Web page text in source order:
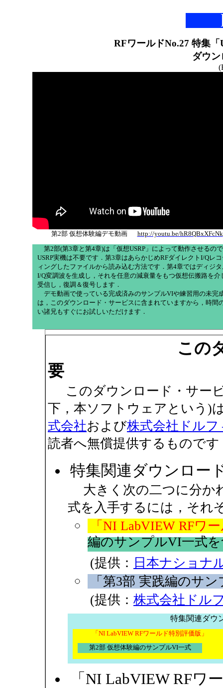
RFワールドNo.27 特集
ダウ
第2部 仮想体験編デモ動画
http://youtu.be/hR8QBxXFcNk
第2部(第3章と第4章)は「仮想USRP」によって動作させるので
USRP実機は不要です．第3章はあらかじめRFダイレクトI/Qレ
ィングしたファイルから読み込む方法です．第4章ではディジ
I/Q変調波を生成し，それを任意の減衰量をもつ仮想伝搬路を介
受信し，復調＆復号します．
デモ動画で使っている完成済みのサンプルVIや練習用の未完
は，このダウンロード・サービスに含まれていますから，時間
い諸兄もすぐにお試しいただけます．
この
要
このダウンロード・サー
下，本ソフトウェアという)
式会社および株式会社ドル
読者へ無償提供するものです
特集関連ダウンロー
大きく次の二つに分か
式を入手するには，それ
「NI LabVIEW RFワ
編のサンプルVI一式
(提供： 日本ナショナ
「第3部 実践編のサ
(提供： 株式会社ドル
特集関連ダウ
「NI LabVIEW RFワールド特別評価版」
第2部 仮想体験編のサンプルVI一式
「NI LabVIEW RFワ